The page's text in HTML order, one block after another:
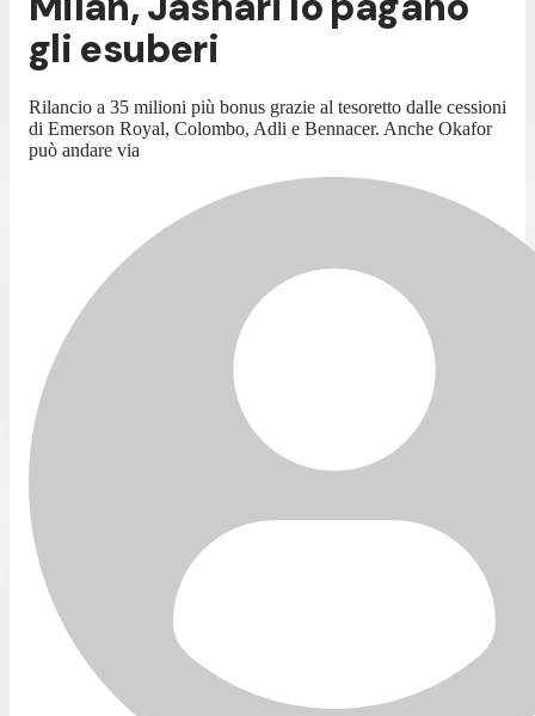
gli esuberi
Rilancio a 35 milioni più bonus grazie al tesoretto dalle cessioni
di Emerson Royal, Colombo, Adli e Bennacer. Anche Okafor
può andare via